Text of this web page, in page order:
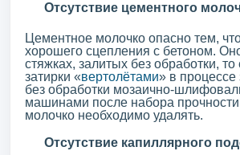
Отсутствие цементного
Цементное молочко опасно тем,
хорошего сцепления с бетоном.
стяжках, залитых без обработки, то
затирки «вертолётами» в процессе
без обработки мозаично-
машинами после набора
молочко необходимо удалять.
Отсутствие капиллярного